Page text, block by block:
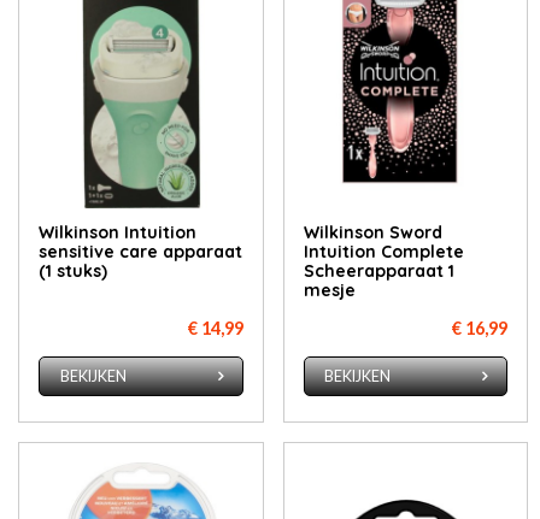
Wilkinson Intuition
sensitive care apparaat
(1 stuks)
€ 14,99
BEKIJKEN
Wilkinson Sword
Intuition Complete
Scheerapparaat 1
mesje
€ 16,99
BEKIJKEN